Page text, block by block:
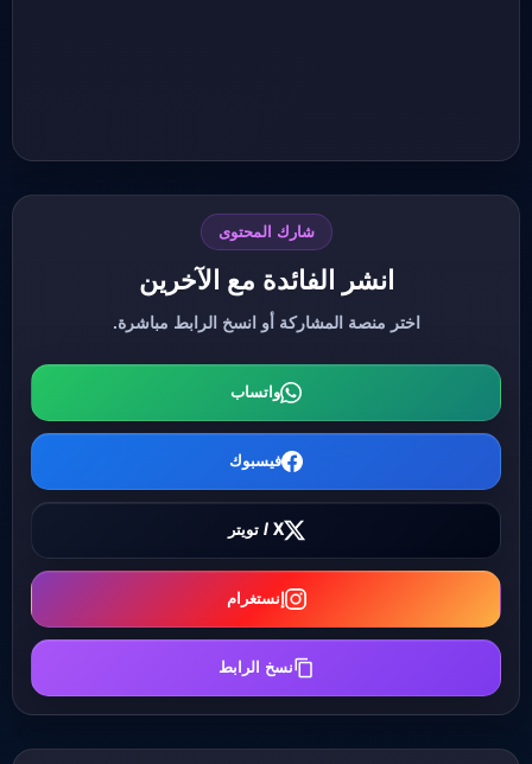
شارك المحتوى
انشر الفائدة مع الآخرين
اختر منصة المشاركة أو انسخ الرابط مباشرة.
واتساب
فيسبوك
X / تويتر
إنستغرام
نسخ الرابط